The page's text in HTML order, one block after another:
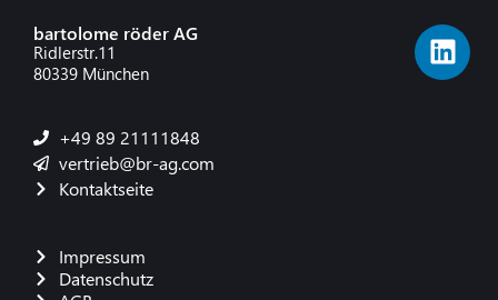
bartolome röder AG
Ridlerstr.11
80339 München
+49 89 21111848
vertrieb@br-ag.com
Kontaktseite
Impressum
Datenschutz